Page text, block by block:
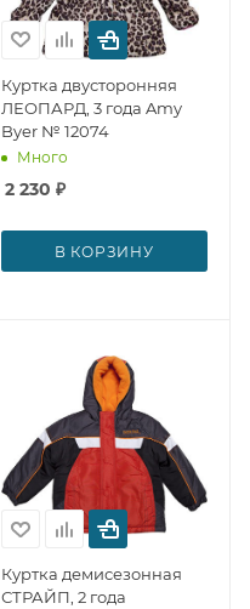
Куртка двусторонняя
ЛЕОПАРД, 3 года Amy
Byer № 12074
Много
2 230 ₽
В КОРЗИНУ
Куртка демисезонная
СТРАЙП, 2 года